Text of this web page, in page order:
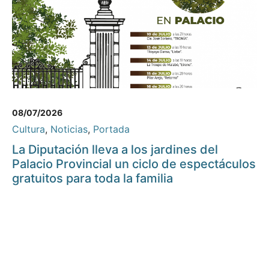
08/07/2026
Cultura, Noticias, Portada
La Diputación lleva a los jardines del
Palacio Provincial un ciclo de espectáculos
gratuitos para toda la familia